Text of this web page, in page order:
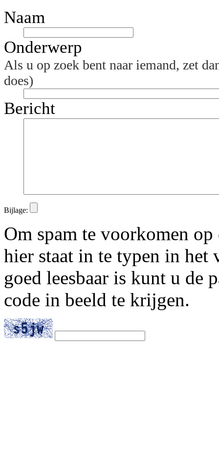
Naam
Onderwerp
Als u op zoek bent naar iemand, zet
does)
Bericht
Bijlage:
Om spam te voorkomen
hier staat in te typen in het
goed leesbaar is kunt u de
code in beeld te krijgen.